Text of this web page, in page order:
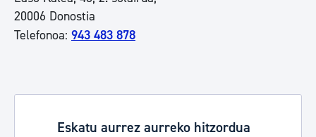
20006 Donostia
Telefonoa: 943 483 878
Eskatu aurrez aurreko hitzordua